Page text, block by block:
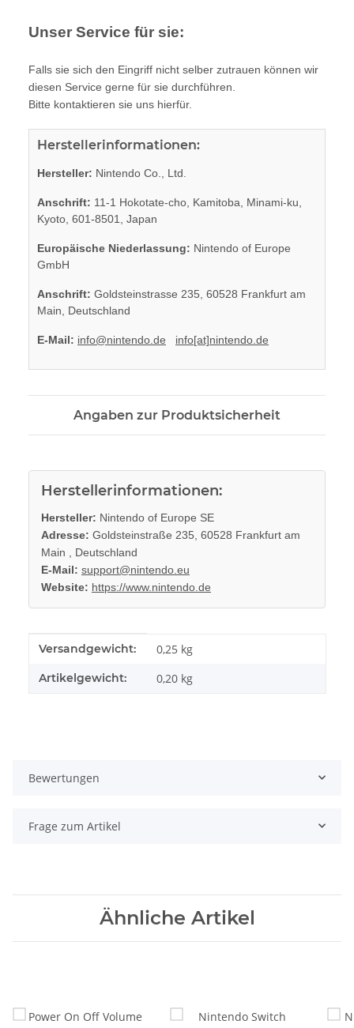
Unser Service für sie:
Falls sie sich den Eingriff nicht selber zutrauen können wir
diesen Service gerne für sie durchführen.
Bitte kontaktieren sie uns hierfür.
Herstellerinformationen:
Hersteller: Nintendo Co., Ltd.
Anschrift: 11-1 Hokotate-cho, Kamitoba, Minami-ku,
Kyoto, 601-8501, Japan
Europäische Niederlassung: Nintendo of Europe
GmbH
Anschrift: Goldsteinstrasse 235, 60528 Frankfurt am
Main, Deutschland
E-Mail: info@nintendo.de info[at]nintendo.de
Angaben zur Produktsicherheit
Herstellerinformationen:
Hersteller: Nintendo of Europe SE
Adresse: Goldsteinstraße 235, 60528 Frankfurt am
Main , Deutschland
E-Mail: support@nintendo.eu
Website: https://www.nintendo.de
Produkteigenschaft
Wert
Versandgewicht: 0,25 kg
Artikelgewicht: 0,20 kg
Bewertungen
Frage zum Artikel
Ähnliche Artikel